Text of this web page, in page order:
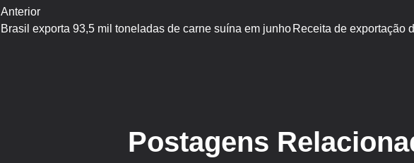
Anterior
Brasil exporta 93,5 mil toneladas de carne suína em junho
Postagens